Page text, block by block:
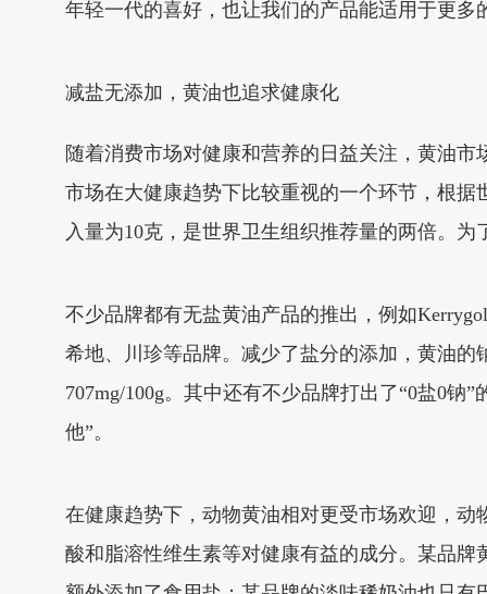
年轻一代的喜好，也让我们的产品能适用于更多
减盐无添加，黄油也追求健康化
随着消费市场对健康和营养的日益关注，黄油
市场在大健康趋势下比较重视的一个环节，根
入量为10克，是世界卫生组织推荐量的两倍。
不少品牌都有无盐黄油产品的推出，例如
希地、川珍等品牌。减少了盐分的添加，黄油的
707mg/100g。其中还有不少品牌打出了“0盐0
他”。
在健康趋势下，动物黄油相对更受市场欢迎，
酸和脂溶性维生素等对健康有益的成分。某品